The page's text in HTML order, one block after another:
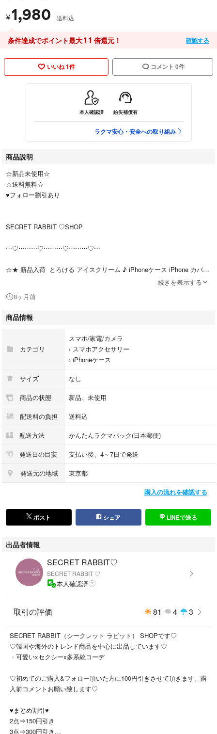
¥1,980 送料込
条件達成でポイント最大11 倍還元！ 確認する
いいね 1件 コメント 0件
本人確認済 紛失補償有
ラクマ安心・安全への取り組み
商品説明
☆新品未使用☆
☆送料無料☆
♥︎フォロー割引あり
SECRET RABBIT ♡SHOP
⋯♡⋯⋯⋯♡⋯⋯⋯♡⋯⋯⋯♡⋯
☆★ 新品入荷 とろける アイスクリーム ♪ iPhoneケース iPhone カバ
ー スマホ ケース 韓国風雑貨♡ プチプラ シンプル スマホカバー 学生 お
カードなど小物入れるiPhoneケース☆
★☆大人気☆★
#SCRBKOMONO
⋯♡⋯⋯⋯♡⋯⋯⋯♡⋯⋯⋯♡⋯
アイスクリームにカラースプレーのかかったデザインのiPhoneケース♪
クリアカラー部分はiphone本体の色も楽しめます◎
お友達とお揃いやプレゼントにもオススメです＾＾
■対応機種
iPhone7plus/8plus
iPhoneX/XS
iPhone11
iPhone11Pro Max
iPhone12 mini
iPhone12Pro
iPhone12Pro Max
iPhone14
iPhone14pro
iPhone14promax
iPhone14plus
そのままご購入頂くと、iphone13となります
#韓国 #スマホケース #韓国雑貨 #北欧雑貨
#シリコン #立体 #ゆるカワ #キーホルダー #学生 #スマホ #カバー #可愛
い ピーチ pink ピンク #iPhone14ケース #iPhone14proケース #iPhone1
4promaxケース #iPhone14plusケース #新品 #男女兼用 社会人 学生 大
学生 誕生日プレゼント スマホカバー
続きを表示する
8ヶ月前
商品情報
カテゴリ
スマホ/家電/カメラ
› スマホアクセサリー
› iPhoneケース
サイズ なし
商品の状態 新品、未使用
配送料の負担 送料込
配送方法 かんたんラクマパック(日本郵便)
発送日の目安 支払い後、4～7日で発送
発送元の地域 東京都
購入の流れを確認する
ポスト シェア LINEで送る
出品者情報
SECRET RABBIT♡
SECRET RABBIT ♡
本人確認済
取引の評価 81 4 3
SECRET RABBIT（シークレット ラビット） SHOPです♡
♡韓国や海外のトレンド商品を中心に出品しています♡
・可愛いxセクシーx多系統コーデ
♡初めてのご購入&フォロー頂いた方に100円引きさせて頂きます。購
入前コメントお願い致します♡
♥︎まとめ割引♥︎
2点⇒150円引き
3点⇒300円引き